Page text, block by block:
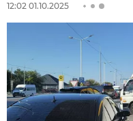
12:02 01.10.2025